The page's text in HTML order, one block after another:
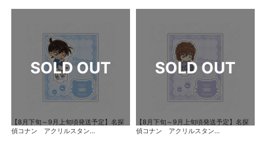
【8月下旬～9月上旬頃発送予定】名探
偵コナン アクリルスタン...
【8月下旬～9月上旬頃発送予定】名探
偵コナン アクリルスタン...